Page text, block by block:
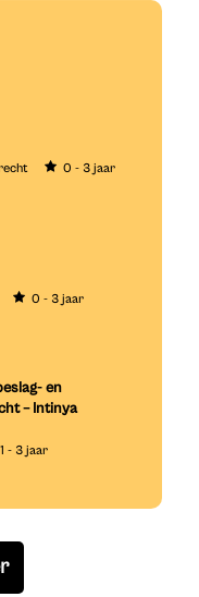
0 - 3 jaar
0 - 3 jaar
en
– Intinya
1 - 3 jaar